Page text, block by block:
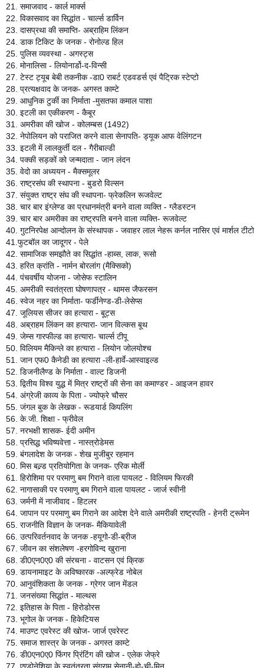
21. समाजवाद - कार्ल मार्क्स
22. विकासवाद का सिद्धांत - चार्ल्स डार्विन
23. दासप्रथा की समाप्ति- अब्राहिम लिंकन
24. डाक टिकिट के जनक - रोनोल्ड हिल
25. पुलिस व्यवस्था - अगस्ट्स
26. मोनालिसा - लियोनार्डो-द-विन्सी
27. टेस्ट ट्यूब बेबी तकनीक -डा0 राबर्ट एडवडर्स एवं पैट्रिक स्टेप्टो
28. प्रत्यक्षवाद के जनक- अगस्त काम्टे
29. आधुनिक टुर्की का निर्माता -मुसतफा कमाल पाशा
30. इटली का एकीकरण - कैबूर
31. अमरीका की खोज - कोलम्बस (1492)
32. नेपोलियन को पराजित करने वाला सेनापति- ड्यूक आफ वेलिंगटन
33. इटली में लालकुर्ती दल - गैरीबाल्डी
34. पक्की सड़कों को जन्मदाता - जान लंदन
35. वेदो का अध्ययन - मैक्समूलर
36. राष्ट्रसंघ की स्थापना - बुडरो विल्सन
37. संयुक्त राष्ट्र संघ की स्थापना- फ्रेकलिन रूजवेल्ट
38. चार बार इंग्लेण्ड का प्रधानमंत्री बनने वाला व्यक्ति - ग्लैडस्टन
39. चार बार अमरीका का राष्ट्रपति बनने वाला व्यक्ति- रूजवेल्ट
40. गुटनिरपेक्ष आन्दोलन के संस्थापक - जवाहर लाल नेहरू कर्नल नासिर एवं मार्शल टीटो
41.फुटबॉल का जादूगर - पेले
42. सामाजिक समझौते का सिद्धांत -हाब्स, लाक, रूसो
43. हरित क्रांति - नार्मन बोरलांग (मैक्सिको)
44. पंचवर्षीय योजना - जोसेफ स्टालिन
45. अमरीकी स्वतंत्रता घोषणापत्र - थामस जैफरसन
46. स्वेज नहर का निर्माता- फर्डीनेण्ड-डी-लेसेप्स
47. जूलियस सीजर का हत्यारा - बू्ट्स
48. अब्राहम लिंकन का हत्यारा- जान विल्कस बूथ
49. जेम्स गारफील्ड का हत्यारा- चार्ल्स टीपू
50. विलियम मैकिन्ले का हत्यारा - लियोन जोलयोश्च
51. जान एफ0 कैनेडी का हत्यारा -ली-हार्वे-आस्वाइल्ड
52. डिजनीलैण्ड के निर्माता - वाल्ट डिजनी
53. द्वितीय विश्व युद्ध में मित्र राष्ट्रों की सेना का कमाण्डर - आइजन हावर
54. अंग्रेजी काव्य के पिता - ज्योफ्रे चौसर
55. जंगल बुक के लेखक - रूडयार्ड किपलिंग
56. के.जी. शिक्षा - फ्रीवेल
57. नरभक्षी शासक- ईदी अमीन
58. प्रसिद्ध भविष्यवेत्ता - नास्त्रोडेमस
59. बंगलादेश के जनक - शेख मुजीबुर रहमान
60. मिस बल्र्ड प्रतियोगिता के जनक- एरिक मोर्ली
61. हिरोशिमा पर परमाणु बम गिराने वाला पायलट - विलियम फिरकी
62. नागासाकी पर परमाणु बम गिराने वाला पायलट - जार्ज स्वीनी
63. जर्मनी में नाजीवाद - हिटलर
64. जापान पर परमाणु बम गिराने का आदेश देने वाले अमरीकी राष्ट्रपति - हेनरी ट्रूमेन
65. राजनीति विज्ञान के जनक- मैकियावेली
66. उत्परिवर्तनवाद के जनक -हयूगो-डी-ब्रीज
67. जीवन का संशलेषण -हरगोविन्द खुराना
68. डी0एन0ए0 की संरचना - वाटसन एवं क्रिक
69. डायनामाइट के अविष्कारक -अल्फ्रेड नोबेल
70. आनुवंशिकता के जनक - ग्रेगर जान मेंडल
71. जनसंख्या सिद्धांत - माल्थस
72. इतिहास के पिता - हिरोडोरस
73. भूगोल के जनक - हिकेटियस
74. माउण्ट एवरेस्ट की खोज- जार्ज एवरेस्ट
75. समाज शास्त्र के जनक - अगस्त काम्टे
76. डी0एन0ए0 फिंगर प्रिंटिंग की खोज - एलेक जेफ्रे
77. एण्डोनेशिया के स्वतंत्रता संग्राम सेनानी-हो-ची-मिन